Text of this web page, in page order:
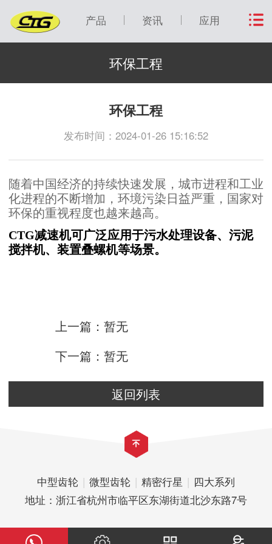
产品 资讯 应用
环保工程
环保工程
发布时间：2024-01-26 15:16:52
随着中国经济的持续快速发展，城市进程和工业
化进程的不断增加，环境污染日益严重，国家对
环保的重视程度也越来越高。
CTG减速机可广泛应用于污水处理设备、污泥
搅拌机、装置叠螺机等场景。
上一篇：暂无
下一篇：暂无
返回列表
中型齿轮 | 微型齿轮 | 精密行星 | 四大系列
地址：浙江省杭州市临平区东湖街道北沙东路7号